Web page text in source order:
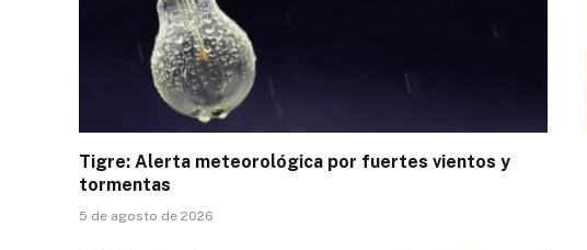
Tigre: Alerta meteorológica por fuertes vientos y
tormentas
5 de agosto de 2026